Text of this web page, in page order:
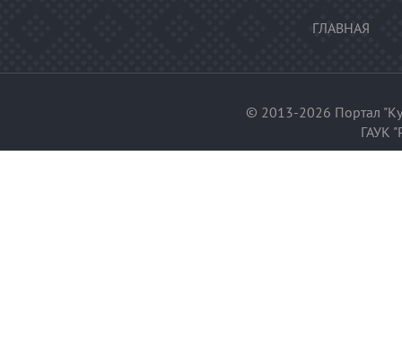
ГЛАВНАЯ
© 2013-2026 Портал
ГАУК